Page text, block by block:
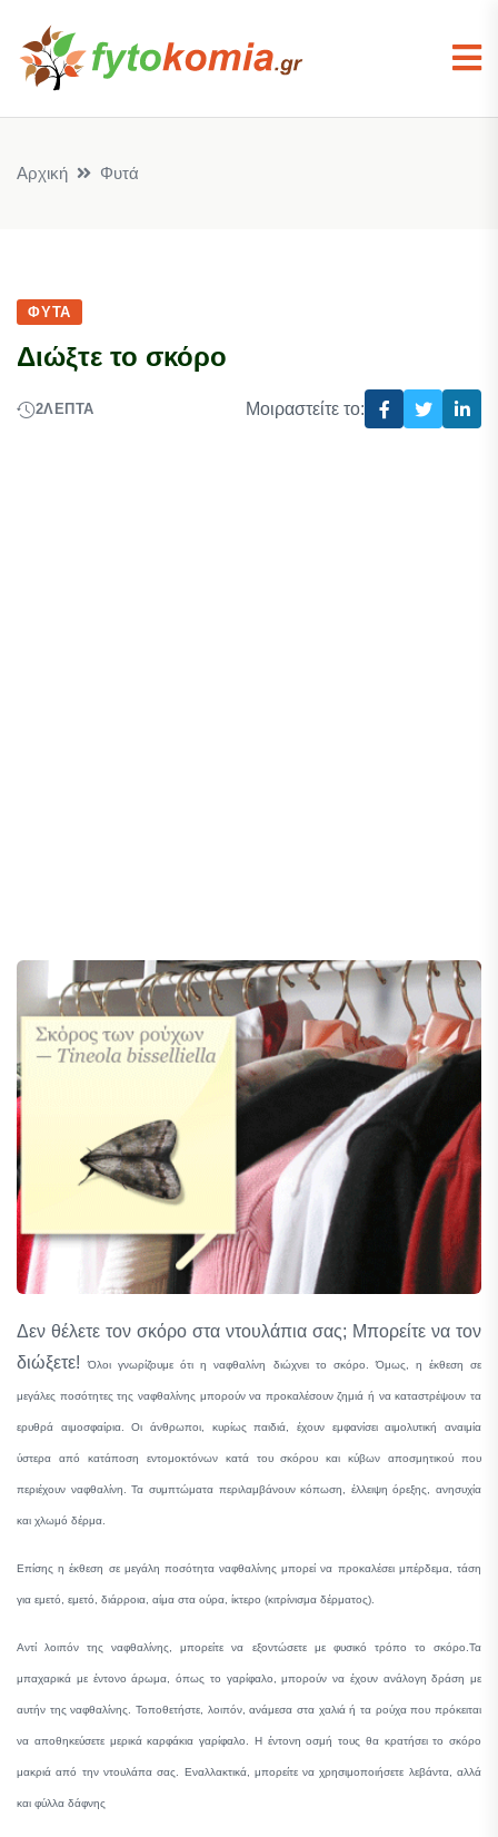
Αρχική Φυτά
ΦΥΤΆ
Διώξτε το σκόρο
2ΛΕΠΤΆ Μοιραστείτε το:
Δεν θέλετε τον σκόρο στα ντουλάπια σας; Μπορείτε να τον
διώξετε!Όλοι γνωρίζουμε ότι η ναφθαλίνη διώχνει το σκόρο. Όμως, η έκθεση σε
μεγάλες ποσότητες της ναφθαλίνης μπορούν να προκαλέσουν ζημιά ή να καταστρέψουν τα
ερυθρά αιμοσφαίρια. Οι άνθρωποι, κυρίως παιδιά, έχουν εμφανίσει αιμολυτική αναιμία
ύστερα από κατάποση εντομοκτόνων κατά του σκόρου και κύβων αποσμητικού που
περιέχουν ναφθαλίνη. Τα συμπτώματα περιλαμβάνουν κόπωση, έλλειψη όρεξης, ανησυχία
και χλωμό δέρμα.
Επίσης η έκθεση σε μεγάλη ποσότητα ναφθαλίνης μπορεί να προκαλέσει μπέρδεμα, τάση
για εμετό, εμετό, διάρροια, αίμα στα ούρα, ίκτερο (κιτρίνισμα δέρματος).
Αντί λοιπόν της ναφθαλίνης, μπορείτε να εξοντώσετε με φυσικό τρόπο το σκόρο.Τα
μπαχαρικά με έντονο άρωμα, όπως το γαρίφαλο, μπορούν να έχουν ανάλογη δράση με
αυτήν της ναφθαλίνης. Τοποθετήστε, λοιπόν, ανάμεσα στα χαλιά ή τα ρούχα που πρόκειται
να αποθηκεύσετε μερικά καρφάκια γαρίφαλο. Η έντονη οσμή τους θα κρατήσει το σκόρο
μακριά από την ντουλάπα σας. Εναλλακτικά, μπορείτε να χρησιμοποιήσετε λεβάντα, αλλά
και φύλλα δάφνης